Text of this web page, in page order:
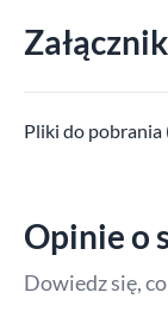
Pliki do pobrania
Opinie o
Dowiedz się,